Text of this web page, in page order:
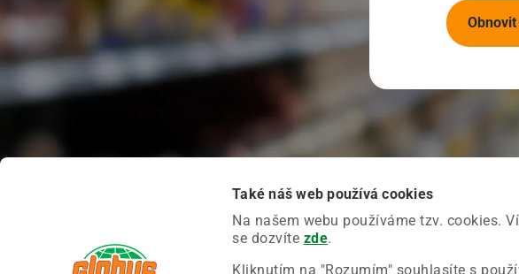
Také náš web používá cookies
Na našem webu používáme tzv. cookies.
se dozvíte zde.
Kliknutím na "Rozumím" souhlasíte s